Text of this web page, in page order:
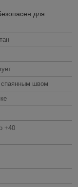
для
швом
+40